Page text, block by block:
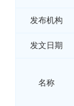
发布机构
发文日期
名称